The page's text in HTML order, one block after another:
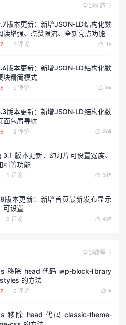
全部动态 
版本更新：新增JSON-LD结构化数
读增强、点赞限流、全新亮点功能
1 评论  16
版本更新：新增JSON-LD结构化数
块精简模式
0 评论  86
版本更新：新增JSON-LD结构化数
面包屑导航
2 评论  268
3.1 版本更新：幻灯片可设置宽度、
粗等功能
1 评论  319
版本更新：新增首页最新发布显示
可设置
0 评论  439
全部教程 
移除 head 代码 wp-block-library
的方法
0 评论  5
移除 head 代码 classic-theme-